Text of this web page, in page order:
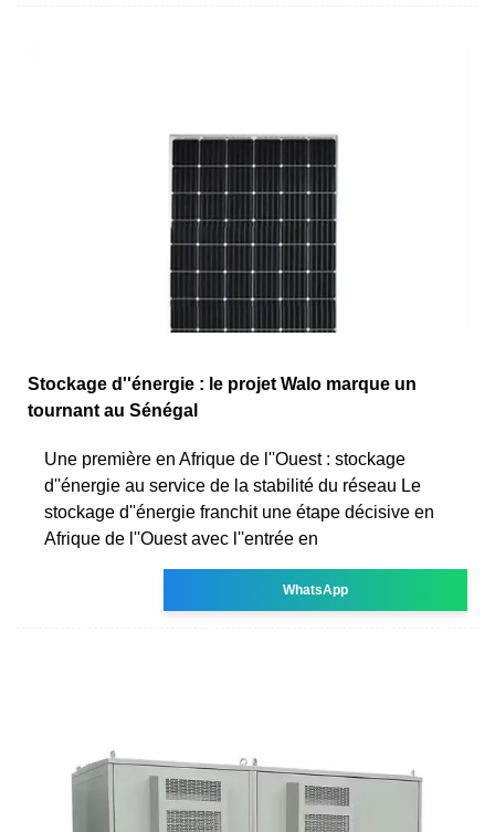
Stockage d''énergie : le projet Walo marque un
tournant au Sénégal
Une première en Afrique de l''Ouest : stockage
d''énergie au service de la stabilité du réseau Le
stockage d''énergie franchit une étape décisive en
Afrique de l''Ouest avec l''entrée en
WhatsApp